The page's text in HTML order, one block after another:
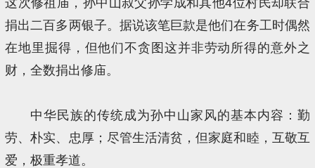
捐出二百多两银子。据说该笔巨款是他们在务工时偶然
在地里掘得，但他们不贪图这并非劳动所得的意外之
财，全数捐出修庙。
中华民族的传统成为孙中山家风的基本内容：勤
劳、朴实、忠厚；尽管生活清贫，但家庭和睦，互敬互
爱，极重孝道。